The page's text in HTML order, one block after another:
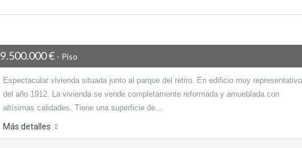
9.500.000 € - Piso
Espectacular vivienda situada junto al parque del retiro. En edificio muy representativo
del año 1912. La vivienda se vende completamente reformada y amueblada con
altísimas calidades. Tiene una superficie de…
Más detalles